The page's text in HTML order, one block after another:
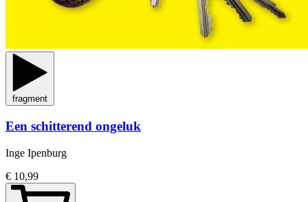
fragment
Een schitterend ongeluk
Inge Ipenburg
€ 10,99